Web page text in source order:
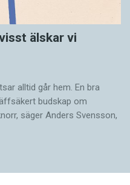
älskar vi
alltid går hem. En bra
budskap om
säger Anders Svensson,